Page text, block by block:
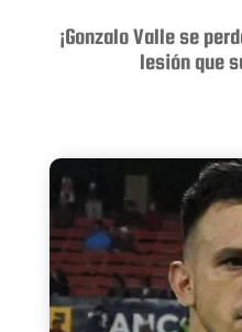
¡Gonzalo Valle se
lesión que